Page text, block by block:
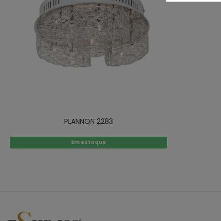
PLANNON 2283
Em estoque